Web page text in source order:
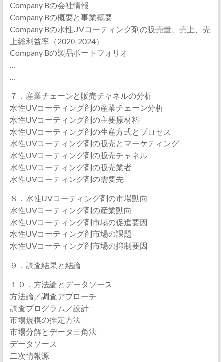
Company Bの会社情報
Company Bの概要と事業概要
Company Bの水性UVコーティング剤の販売量、売上、売
上総利益率（2020-2024）
Company Bの製品ポートフォリオ
…
…
７．産業チェーンと販売チャネルの分析
水性UVコーティング剤の産業チェーン分析
水性UVコーティング剤の主要原材料
水性UVコーティング剤の生産方式とプロセス
水性UVコーティング剤の販売とマーケティング
水性UVコーティング剤の販売チャネル
水性UVコーティング剤の販売業者
水性UVコーティング剤の需要先
８．水性UVコーティング剤の市場動向
水性UVコーティング剤の産業動向
水性UVコーティング剤市場の促進要因
水性UVコーティング剤市場の課題
水性UVコーティング剤市場の抑制要因
９．調査結果と結論
１０．方法論とデータソース
方法論／調査アプローチ
調査プログラム／設計
市場規模の推定方法
市場分解とデータ三角法
データソース
二次情報源